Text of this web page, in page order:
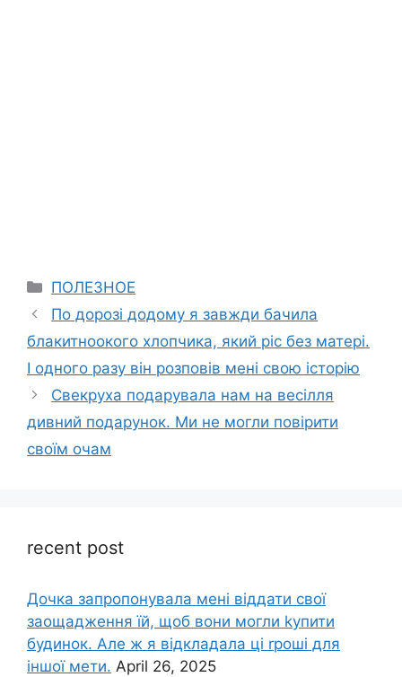
Categories
ПОЛЕЗНОЕ
По дорозі додому я завжди бачила
блакитноокого хлопчика, який ріс без матері.
І одного разу він розповів мені свою історію
Свекруха подарувала нам на весілля
дивний подарунок. Ми не могли повірити
своїм очам
recent post
Дочка запpопонувала мені віддати свої
заощадження їй, щоб вони могли kупити
будинок. Але ж я відкладала ці rроші для
іншої мети. April 26, 2025